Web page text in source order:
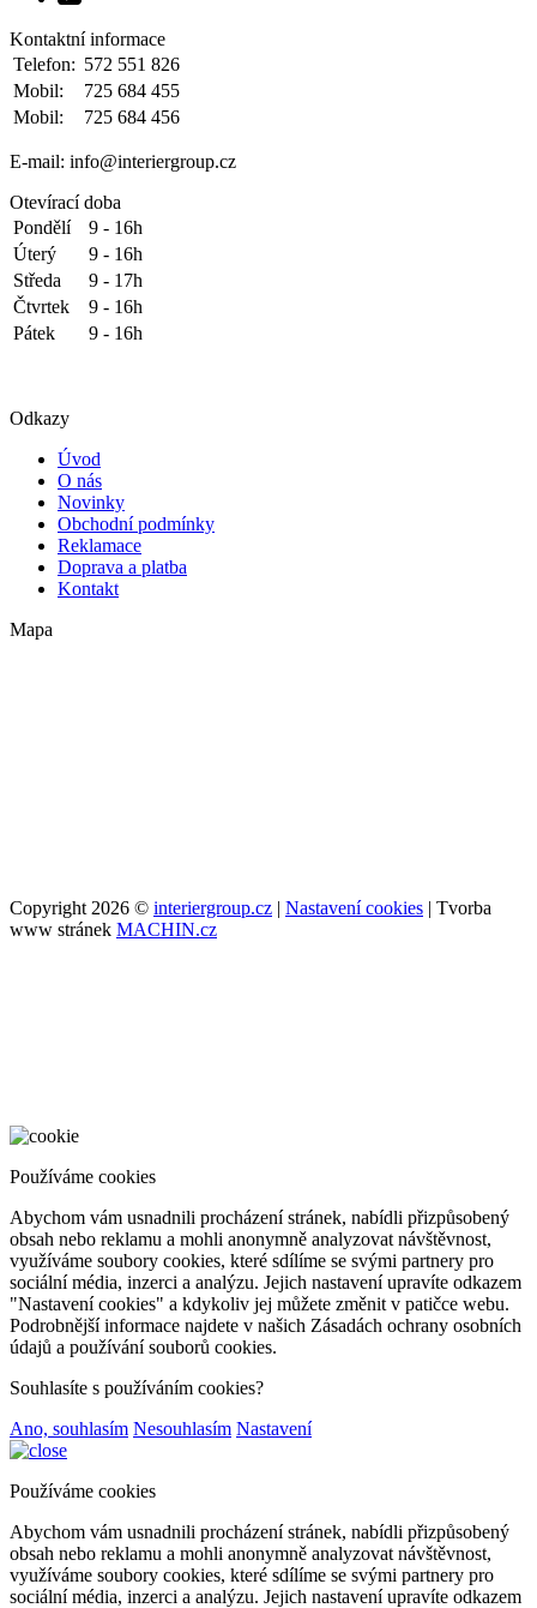
Kontaktní informace
Telefon: 572 551 826
Mobil:
725 684 455
Mobil:
725 684 456
E-mail: info@interiergroup.cz
Otevírací doba
Pondělí
9 - 16h
Úterý
9 - 16h
Středa
9 - 17h
Čtvrtek
9 - 16h
Pátek
9 - 16h
Odkazy
Úvod
O nás
Novinky
Obchodní podmínky
Reklamace
Doprava a platba
Kontakt
Mapa
Copyright 2026 © interiergroup.cz | Nastavení cookies | Tvorba
www stránek MACHIN.cz
Používáme cookies
Abychom vám usnadnili procházení stránek, nabídli přizpůsobený
obsah nebo reklamu a mohli anonymně analyzovat návštěvnost,
využíváme soubory cookies, které sdílíme se svými partnery pro
sociální média, inzerci a analýzu. Jejich nastavení upravíte odkazem
"Nastavení cookies" a kdykoliv jej můžete změnit v patičce webu.
Podrobnější informace najdete v našich Zásadách ochrany osobních
údajů a používání souborů cookies.
Souhlasíte s používáním cookies?
Ano, souhlasím Nesouhlasím Nastavení
Používáme cookies
Abychom vám usnadnili procházení stránek, nabídli přizpůsobený
obsah nebo reklamu a mohli anonymně analyzovat návštěvnost,
využíváme soubory cookies, které sdílíme se svými partnery pro
sociální média, inzerci a analýzu. Jejich nastavení upravíte odkazem